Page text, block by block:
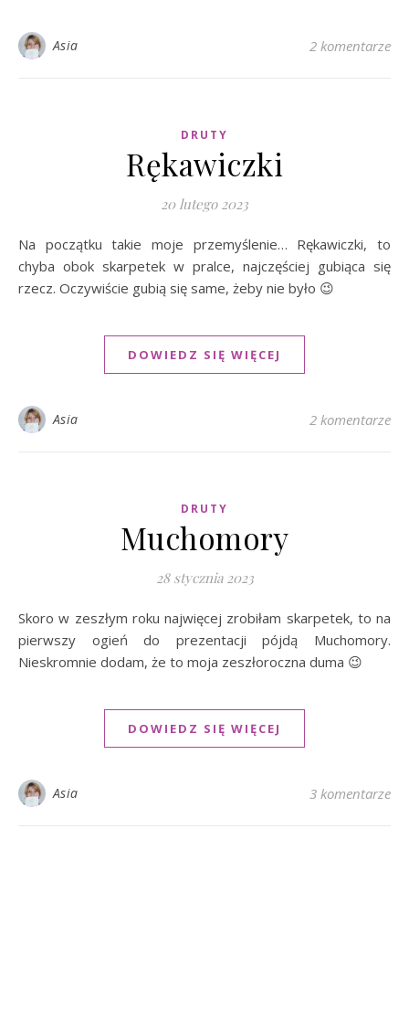
Asia 2 komentarze
DRUTY
Rękawiczki
20 lutego 2023
Na początku takie moje przemyślenie… Rękawiczki, to
chyba obok skarpetek w pralce, najczęściej gubiąca się
rzecz. Oczywiście gubią się same, żeby nie było 😉
DOWIEDZ SIĘ WIĘCEJ
Asia 2 komentarze
DRUTY
Muchomory
28 stycznia 2023
Skoro w zeszłym roku najwięcej zrobiłam skarpetek, to na
pierwszy ogień do prezentacji pójdą Muchomory.
Nieskromnie dodam, że to moja zeszłoroczna duma 😉
DOWIEDZ SIĘ WIĘCEJ
Asia 3 komentarze